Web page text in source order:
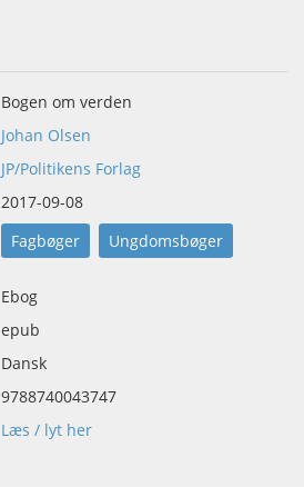
Bogen om verden
Johan Olsen
JP/Politikens Forlag
2017-09-08
Fagbøger Ungdomsbøger
Ebog
epub
Dansk
9788740043747
Læs / lyt her